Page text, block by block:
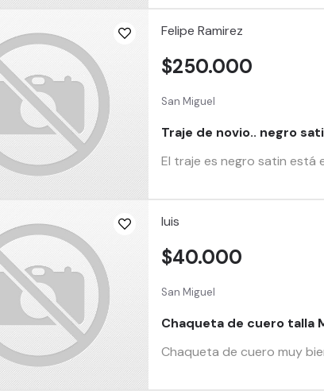
Felipe Ramirez
San Miguel
Traje de novio.. negro
El traje es negro satin está
$250.000
luis
San Miguel
Chaqueta de cuero talla
Chaqueta de cuero muy
$40.000